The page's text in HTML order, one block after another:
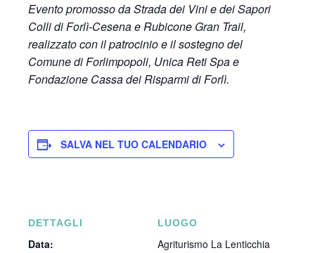
Evento promosso da Strada dei Vini e dei Sapori
Colli di Forlì-Cesena e Rubicone Gran Trail,
realizzato con il patrocinio e il sostegno del
Comune di Forlimpopoli, Unica Reti Spa e
Fondazione Cassa dei Risparmi di Forlì.
SALVA NEL TUO CALENDARIO
DETTAGLI
Data:
LUOGO
Agriturismo La Lenticchia